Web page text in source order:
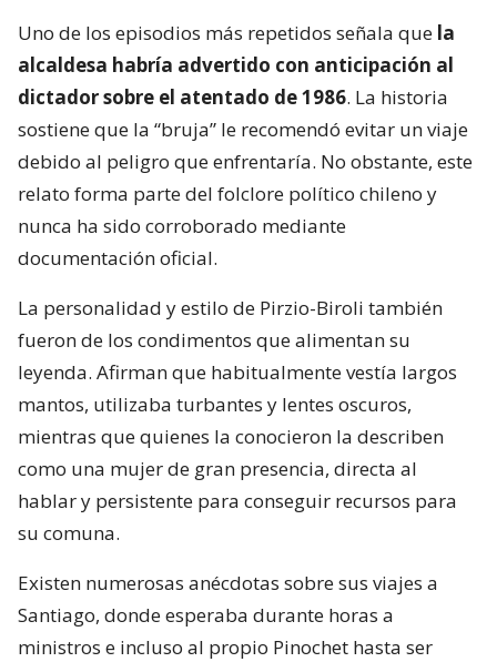
Uno de los episodios más repetidos señala que la
alcaldesa habría advertido con anticipación al
dictador sobre el atentado de 1986. La historia
sostiene que la “bruja” le recomendó evitar un viaje
debido al peligro que enfrentaría. No obstante, este
relato forma parte del folclore político chileno y
nunca ha sido corroborado mediante
documentación oficial.
La personalidad y estilo de Pirzio-Biroli también
fueron de los condimentos que alimentan su
leyenda. Afirman que habitualmente vestía largos
mantos, utilizaba turbantes y lentes oscuros,
mientras que quienes la conocieron la describen
como una mujer de gran presencia, directa al
hablar y persistente para conseguir recursos para
su comuna.
Existen numerosas anécdotas sobre sus viajes a
Santiago, donde esperaba durante horas a
ministros e incluso al propio Pinochet hasta ser